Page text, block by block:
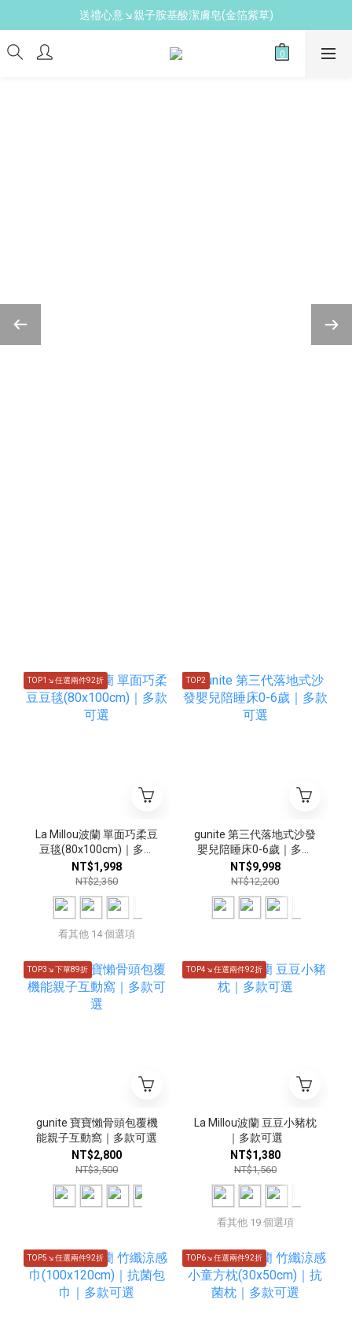
新手爸媽必備↘育兒懶人包
送禮心意↘親子胺基酸潔膚皂(金箔紫草)
新手爸媽必備↘育兒懶人包
TOP1↘任選兩件92折
La Millou波蘭 單面巧柔豆
豆毯(80x100cm)｜多款
可選
NT$1,998
NT$2,350
看其他 14 個選項
TOP2
gunite 第三代落地式沙發
嬰兒陪睡床0-6歲｜多款
可選
NT$9,998
NT$12,200
TOP3↘下單89折
gunite 寶寶懶骨頭包覆機
能親子互動窩｜多款可選
NT$2,800
NT$3,500
TOP4↘任選兩件92折
La Millou波蘭 豆豆小豬枕
｜多款可選
NT$1,380
NT$1,560
看其他 19 個選項
TOP5↘任選兩件92折 TOP6↘任選兩件92折